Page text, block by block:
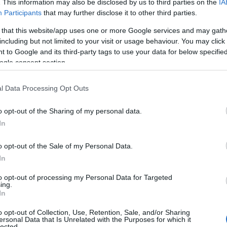
This information may also be disclosed by us to third parties on the
Participants that may further disclose it to other third parties.
that this website/app uses one or more Google services and may
but not limited to your visit or usage behaviour. You may
to Google and its third-party tags to use your data for below
consent section.
Data Processing Opt Outs
opt-out of the Sharing of my personal data.
opt-out of the Sale of my Personal Data.
opt-out of processing my Personal Data for Targeted
opt-out of Collection, Use, Retention, Sale, and/or Sharing
Data that Is Unrelated with the Purposes for which it
de rendements élevés attirent de nombreux
ses gains en un minimum de temps ? Les
(HYIP) sont souvent présentés comme des
substantiels presque instantanément. Pourtant,
soin, surtout à la lumière des leçons tirées de la
ont subi des pertes dévastatrices en raison
haut rendement, promettent des rendements
En général, ils attirent les investisseurs avec des
de 4.87% par heure sur 24 heures. Sur le papier,